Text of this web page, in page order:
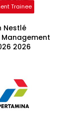
Trainee
Nestlé
2026